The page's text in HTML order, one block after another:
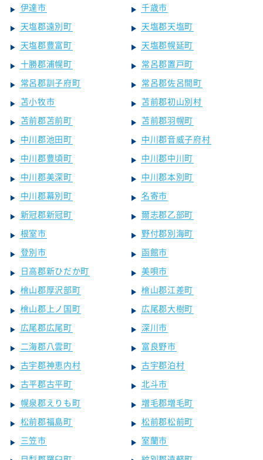
伊達市
千歳市
天塩郡遠別町
天塩郡天塩町
天塩郡豊富町
天塩郡幌延町
十勝郡浦幌町
常呂郡置戸町
常呂郡訓子府町
常呂郡佐呂間町
苫小牧市
苫前郡初山別村
苫前郡苫前町
苫前郡羽幌町
中川郡池田町
中川郡音威子府村
中川郡豊頃町
中川郡中川町
中川郡美深町
中川郡本別町
中川郡幕別町
名寄市
新冠郡新冠町
爾志郡乙部町
根室市
野付郡別海町
登別市
函館市
日高郡新ひだか町
美唄市
檜山郡厚沢部町
檜山郡江差町
檜山郡上ノ国町
広尾郡大樹町
広尾郡広尾町
深川市
二海郡八雲町
富良野市
古宇郡神恵内村
古宇郡泊村
古平郡古平町
北斗市
幌泉郡えりも町
増毛郡増毛町
松前郡福島町
松前郡松前町
三笠市
室蘭市